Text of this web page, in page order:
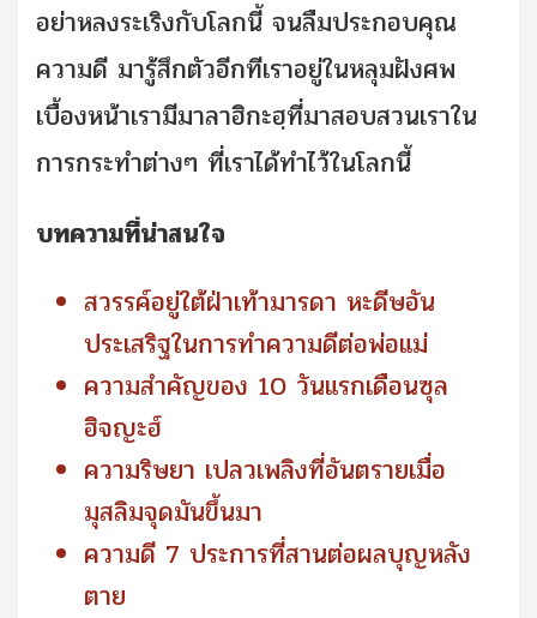
อย่าหลงระเริงกับโลกนี้ จนลืมประกอบคุณ
ความดี มารู้สึกตัวอีกทีเราอยู่ในหลุมฝังศพ
เบื้องหน้าเรามีมาลาฮิกะฮฺที่มาสอบสวนเราใน
การกระทำต่างๆ ที่เราได้ทำไว้ในโลกนี้
บทความที่น่าสนใจ
สวรรค์อยู่ใต้ฝ่าเท้ามารดา หะดีษอัน
ประเสริฐในการทำความดีต่อพ่อแม่
ความสำคัญของ 10 วันแรกเดือนซุล
ฮิจญะฮ์
ความริษยา เปลวเพลิงที่อันตรายเมื่อ
มุสลิมจุดมันขึ้นมา
ความดี 7 ประการที่สานต่อผลบุญหลัง
ตาย